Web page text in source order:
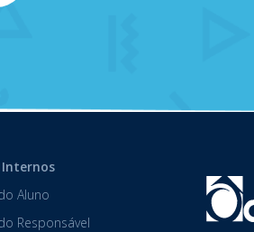
Internos
Aluno
Responsável